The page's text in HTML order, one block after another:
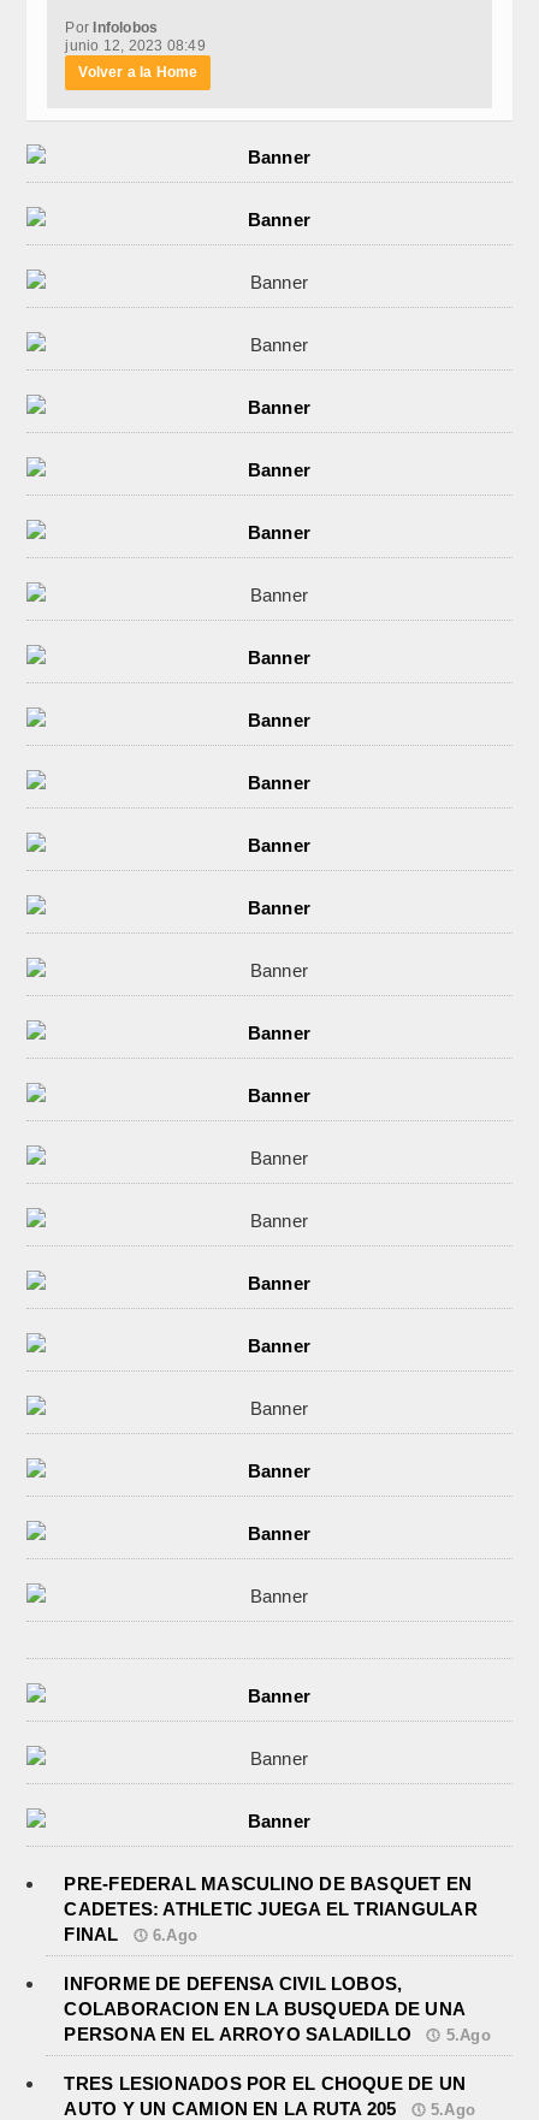
Por Infolobos
junio 12, 2023 08:49
Volver a la Home
PRE-FEDERAL MASCULINO DE BASQUET EN
CADETES: ATHLETIC JUEGA EL TRIANGULAR
FINAL
6.Ago
INFORME DE DEFENSA CIVIL LOBOS,
COLABORACION EN LA BUSQUEDA DE UNA
PERSONA EN EL ARROYO SALADILLO
5.Ago
TRES LESIONADOS POR EL CHOQUE DE UN
AUTO Y UN CAMION EN LA RUTA 205
5.Ago